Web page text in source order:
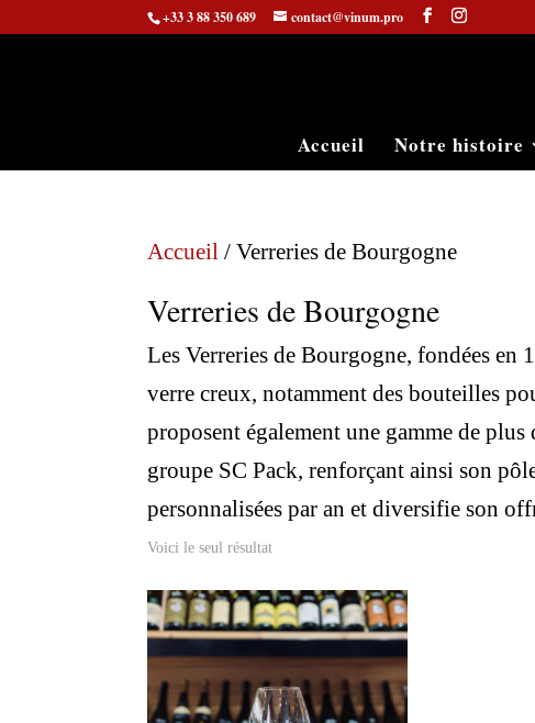
+33 3 88 350 689 contact@vinum.pro
Accueil Notre histoire
Accueil / Verreries de Bourgogne
Verreries de Bourgogne
Les Verreries de Bourgogne, fondées en
verre creux, notamment des bouteilles
proposent également une gamme de
groupe SC Pack, renforçant ainsi son
personnalisées par an et diversifie son
Voici le seul résultat